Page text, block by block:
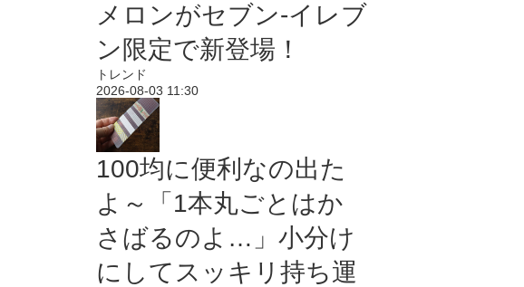
メロンがセブン‐イレブ
ン限定で新登場！
トレンド
2026-08-03 11:30
100均に便利なの出た
よ～「1本丸ごとはか
さばるのよ…」小分け
にしてスッキリ持ち運